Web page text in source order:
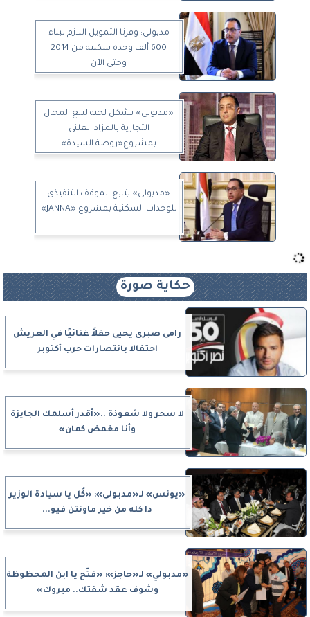
مدبولى: وفرنا التمويل اللازم لبناء
600 ألف وحدة سكنية من 2014
وحتى الآن
«مدبولى» يشكل لجنة لبيع المحال
التجارية بالمزاد العلنى
بمشروع«روضة السيدة»
«مدبولى» يتابع الموقف التنفيذى
للوحدات السكنية بمشروع «JANNA»
حكاية صورة
رامى صبرى يحيى حفلاً غنائيًا في العريش
احتفالا بانتصارات حرب أكتوبر
لا سحر ولا شعوذة ..«أقدر أسلمك الجايزة
وأنا مغمض كمان»
«يونس» لـ«مدبولى»: «كُل يا سيادة الوزير
دا كله من خير ماونتن فيو...
«مدبولي» لـ«حاجز»: «فتّح يا ابن المحظوظة
وشوف عقد شقتك.. مبروك»